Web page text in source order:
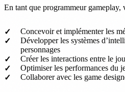
En tant que programmeur gameplay,
Concevoir et implémenter les
Développer les systèmes
personnages
Créer les interactions entre le
Optimiser les performances du
Collaborer avec les game